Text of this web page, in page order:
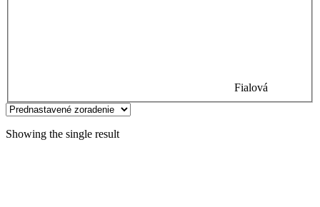
Fialová
Showing the single result